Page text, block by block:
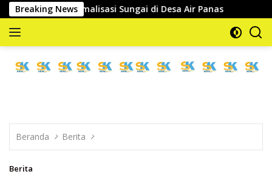
Langsung
ke
konten
Breaking News
Normalisasi Sungai di Desa Air Panas PELTI Parigi
mengabarkan
Beranda Berita
Berita